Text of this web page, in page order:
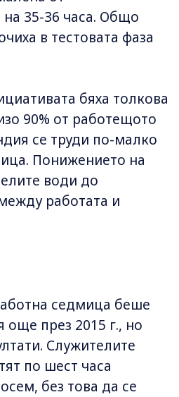
35-36 часа. Общо
в тестовата фаза
бяха толкова
90% от работещото
се труди по-малко
Понижението на
води до
работата и
седмица беше
още през 2015 г., но
Служителите
по шест часа
без това да се